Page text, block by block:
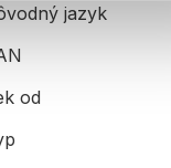
jazyk
od